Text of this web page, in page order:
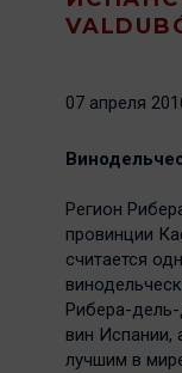
07 апреля
Регион
провинции
считается
Рибера-дель-
вин Испании,
лучшим в